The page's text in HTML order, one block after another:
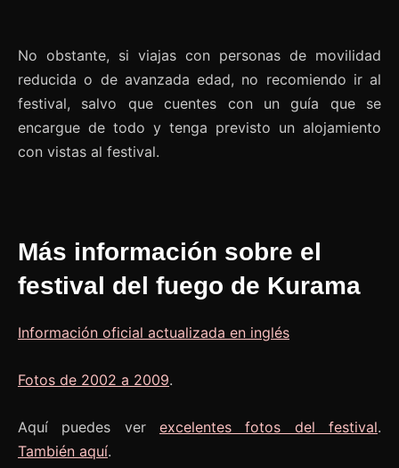
No obstante, si viajas con personas de movilidad
reducida o de avanzada edad, no recomiendo ir al
festival, salvo que cuentes con un guía que se
encargue de todo y tenga previsto un alojamiento
con vistas al festival.
Más información sobre el
festival del fuego de Kurama
Información oficial actualizada en inglés
Fotos de 2002 a 2009.
Aquí puedes ver excelentes fotos del festival.
También aquí.